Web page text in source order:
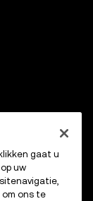
gaat u
uw
om ons te